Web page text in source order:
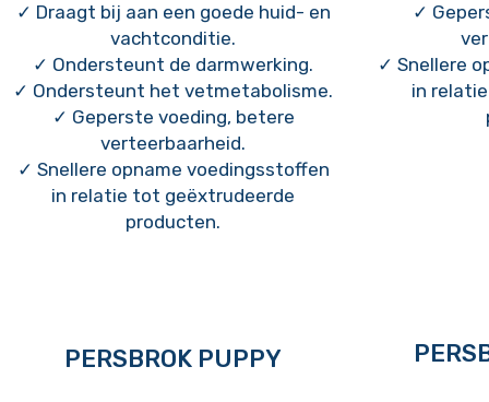
✓ Draagt bij aan een goede huid- en
vachtconditie.
✓ Ondersteunt de darmwerking.
✓ Ondersteunt het vetmetabolisme.
✓ Geperste voeding, betere
verteerbaarheid.
✓ Snellere opname voedingsstoffen
in relatie tot geëxtrudeerde
producten.
✓
✓ Snellere
in
PERSBROK PUPPY